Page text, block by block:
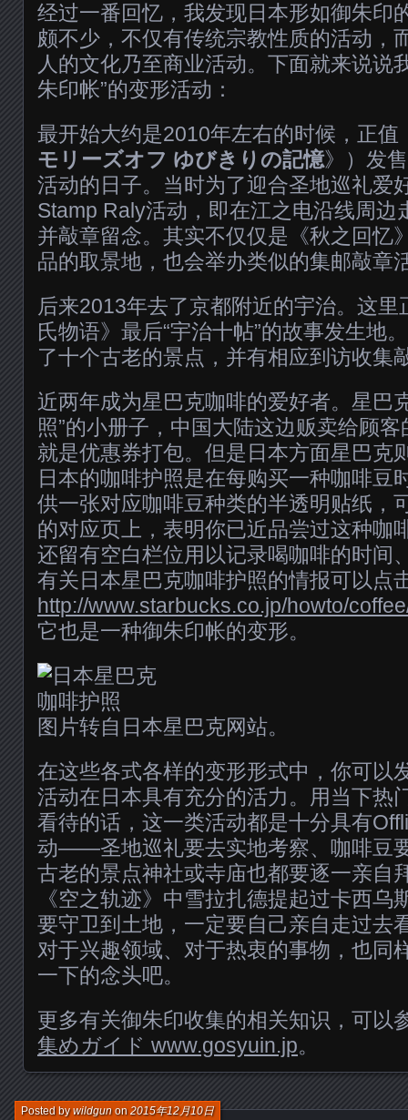
经过一番回忆，我发现日本形如御朱印
颇不少，不仅有传统宗教性质的活动，
人的文化乃至商业活动。下面就来说说
朱印帐”的变形活动：
最开始大约是2010年左右的时候，正值
モリーズオフ ゆびきりの記憶》）发
活动的日子。当时为了迎合圣地巡礼爱
Stamp Raly活动，即在江之电沿线周边
并敲章留念。其实不仅仅是《秋之回忆
品的取景地，也会举办类似的集邮敲章
后来2013年去了京都附近的宇治。这
氏物语》最后“宇治十帖”的故事发生地
了十个古老的景点，并有相应到访收集
近两年成为星巴克咖啡的爱好者。星巴
照”的小册子，中国大陆这边贩卖给顾
就是优惠券打包。但是日本方面星巴克
日本的咖啡护照是在每购买一种咖啡豆
供一张对应咖啡豆种类的半透明贴纸，
的对应页上，表明你已近品尝过这种咖
还留有空白栏位用以记录喝咖啡的时间
有关日本星巴克咖啡护照的情报可以点
http://www.starbucks.co.jp/howto/
它也是一种御朱印帐的变形。
图片转自日本星巴克网站。
在这些各式各样的变形形式中，你可以
活动在日本具有充分的活力。用当下热
看待的话，这一类活动都是十分具有
动——圣地巡礼要去实地考察、咖啡豆
古老的景点神社或寺庙也都要逐一亲自
《空之轨迹》中雪拉扎德提起过卡西乌
要守卫到土地，一定要自己亲自走过去
对于兴趣领域、对于热衷的事物，也同
一下的念头吧。
更多有关御朱印收集的相关知识，可以
集めガイド www.gosyuin.jp。
Posted bywildgunon2015年12月10日